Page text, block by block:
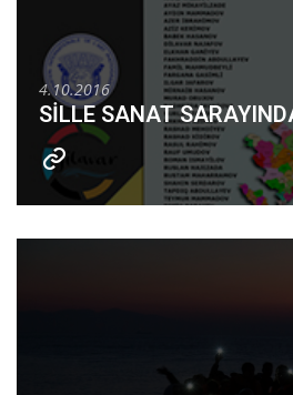
4.10.2016
SİLLE SANAT